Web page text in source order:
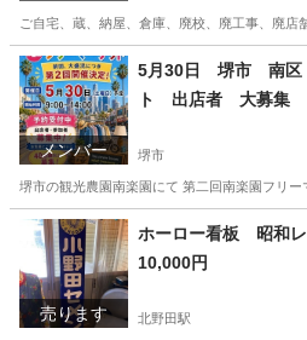
ご自宅、蔵、納屋、倉庫、廃校、廃工事、廃
大阪 堺市 北野田駅 買いたい/く
メンバー
5月30日 堺市 南区
ト 出店者 大募集
堺市
堺市の観光農園南楽園にて 第二回南楽園フリ
大阪 堺市 その他 南区
売ります
ホーロー看板 昭和
10,000円
北野田駅